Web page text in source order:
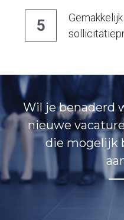
5
nieuwe
die mogelijk